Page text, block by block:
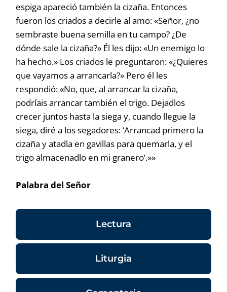
espiga apareció también la cizaña. Entonces
fueron los criados a decirle al amo: «Señor, ¿no
sembraste buena semilla en tu campo? ¿De
dónde sale la cizaña?» Él les dijo: «Un enemigo lo
ha hecho.» Los criados le preguntaron: «¿Quieres
que vayamos a arrancarla?» Pero él les
respondió: «No, que, al arrancar la cizaña,
podríais arrancar también el trigo. Dejadlos
crecer juntos hasta la siega y, cuando llegue la
siega, diré a los segadores: ‘Arrancad primero la
cizaña y atadla en gavillas para quemarla, y el
trigo almacenadlo en mi granero’.»»
Palabra del Señor
Lectura
Liturgia